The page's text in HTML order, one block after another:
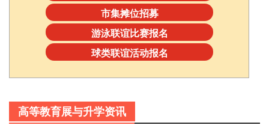
市集摊位招募
游泳联谊比赛报名
球类联谊活动报名
高等教育展与升学资讯